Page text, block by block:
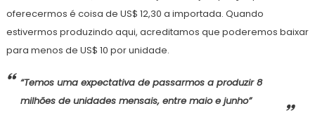
oferecermos é coisa de US$ 12,30 a importada. Quando
estivermos produzindo aqui, acreditamos que poderemos baixar
para menos de US$ 10 por unidade.
“Temos uma expectativa de passarmos a produzir 8
milhões de unidades mensais, entre maio e junho”